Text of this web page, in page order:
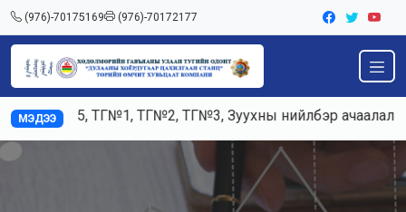
(976)-70175169 (976)-70172177
МЭДЭЭ
К3, К5, ТГ№1, ТГ№2, ТГ№3, Зуухны нийлбэр ачаалал 120-